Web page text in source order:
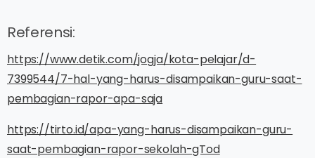
Referensi:
https://www.detik.com/jogja/kota-pelajar/d-
7399544/7-hal-yang-harus-disampaikan-guru-saat-
pembagian-rapor-apa-saja
https://tirto.id/apa-yang-harus-disampaikan-guru-
saat-pembagian-rapor-sekolah-gTod